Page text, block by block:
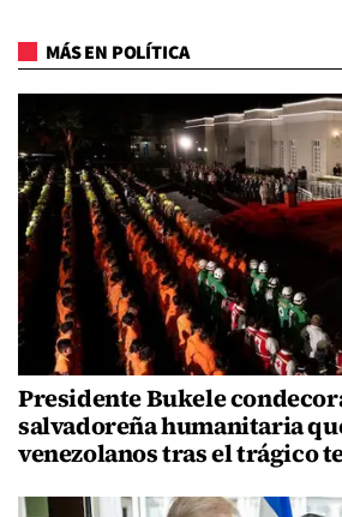
MÁS EN POLÍTICA
Presidente Bukele
salvadoreña humanitaria
venezolanos tras el trágico